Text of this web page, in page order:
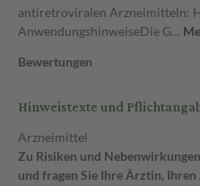
antiretroviralen Arzneimitteln:
AnwendungshinweiseDie G…
Bewertungen
Hinweistexte und
Arzneimittel
Zu Risiken und
und fragen Sie Ihre Ärztin,